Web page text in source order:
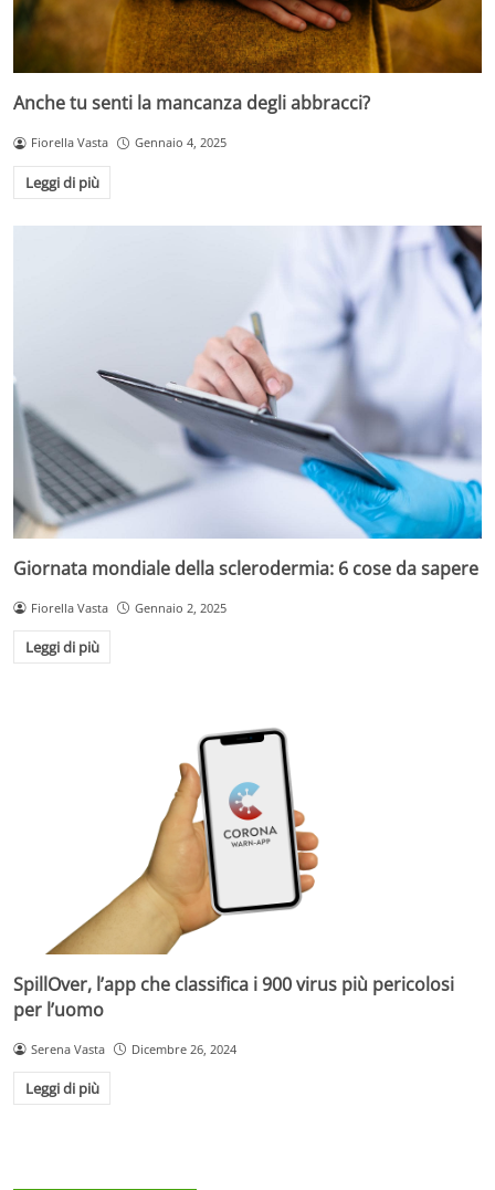
Anche tu senti la mancanza degli abbracci?
Fiorella Vasta Gennaio 4, 2025
Leggi di più
Giornata mondiale della sclerodermia: 6 cose da sapere
Fiorella Vasta Gennaio 2, 2025
Leggi di più
SpillOver, l’app che classifica i 900 virus più pericolosi
per l’uomo
Serena Vasta Dicembre 26, 2024
Leggi di più